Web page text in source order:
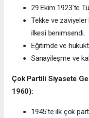
29 Ekim 1923'te
Tekke ve zaviyeler
ilkesi benimsendi.
Eğitimde ve
Sanayileşme ve
Çok Partili Siyasete
1960):
1945'te ilk çok